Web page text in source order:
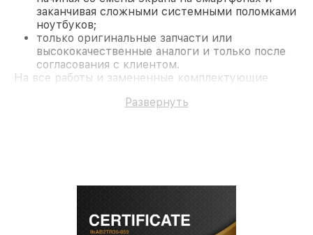
заканчивая сложными системными поломками
ноутбуков;
только оригинальные запчасти или
высококачественные аналоги и только после
согласования с клиентом.
На все работы и замененные комплектующие
поломки по условиям гарантии, мы бесплатно
безупречной репутацией;
лицензированное ПО в ремонтно-
диагностических мастерских;
Развернуть